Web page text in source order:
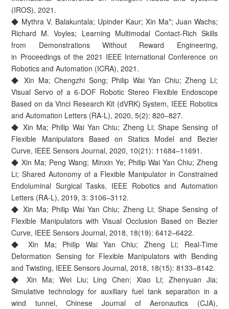
(IROS), 2021.
◆ Mythra V. Balakuntala; Upinder Kaur; Xin Ma*; Juan Wachs;
Richard M. Voyles; Learning Multimodal Contact-Rich Skills
from Demonstrations Without Reward Engineering,
in Proceedings of the 2021 IEEE International Conference on
Robotics and Automation (ICRA), 2021.
◆ Xin Ma; Chengzhi Song; Philip Wai Yan Chiu; Zheng Li;
Visual Servo of a 6-DOF Robotic Stereo Flexible Endoscope
Based on da Vinci Research Kit (dVRK) System, IEEE Robotics
and Automation Letters (RA-L), 2020, 5(2): 820–827.
◆ Xin Ma; Philip Wai Yan Chiu; Zheng Li; Shape Sensing of
Flexible Manipulators Based on Statics Model and Bezier
Curve, IEEE Sensors Journal, 2020, 10(21): 11684–11691.
◆ Xin Ma; Peng Wang; Minxin Ye; Philip Wai Yan Chiu; Zheng
Li; Shared Autonomy of a Flexible Manipulator in Constrained
Endoluminal Surgical Tasks, IEEE Robotics and Automation
Letters (RA-L), 2019, 3: 3106–3112.
◆ Xin Ma; Philip Wai Yan Chiu; Zheng Li; Shape Sensing of
Flexible Manipulators with Visual Occlusion Based on Bezier
Curve, IEEE Sensors Journal, 2018, 18(19): 6412–6422.
◆ Xin Ma; Philip Wai Yan Chiu; Zheng Li; Real-Time
Deformation Sensing for Flexible Manipulators with Bending
and Twisting, IEEE Sensors Journal, 2018, 18(15): 8133–8142.
◆ Xin Ma; Wei Liu; Ling Chen; Xiao Li; Zhenyuan Jia;
Simulative technology for auxiliary fuel tank separation in a
wind tunnel, Chinese Journal of Aeronautics (CJA),